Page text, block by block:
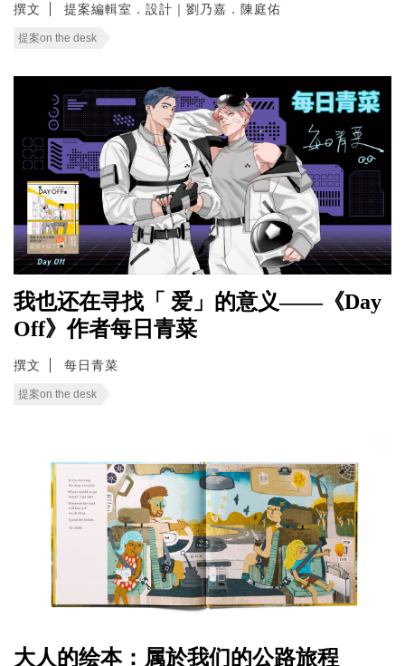
撰文 提案編輯室．設計｜劉乃嘉．陳庭佑
提案on the desk
我也还在寻找「 爱」的意义——《Day
Off》作者每日青菜
撰文 每日青菜
提案on the desk
大人的绘本：属於我们的公路旅程